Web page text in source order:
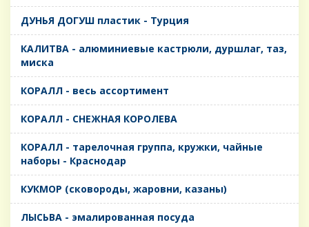
ДУНЬЯ ДОГУШ пластик - Турция
КАЛИТВА - алюминиевые кастрюли, дуршлаг, таз,
миска
КОРАЛЛ - весь ассортимент
КОРАЛЛ - СНЕЖНАЯ КОРОЛЕВА
КОРАЛЛ - тарелочная группа, кружки, чайные
наборы - Краснодар
КУКМОР (сковороды, жаровни, казаны)
ЛЫСЬВА - эмалированная посуда